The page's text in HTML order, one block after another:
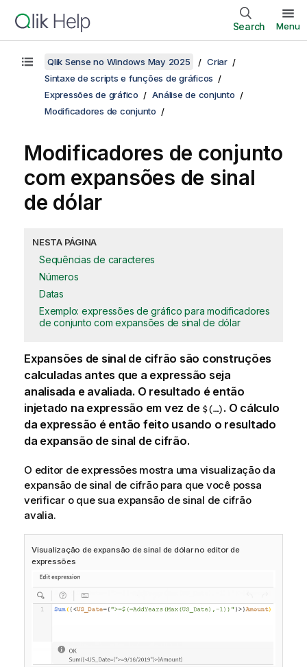
Search Menu
Qlik Sense no Windows May 2025
Criar
Sintaxe de scripts e funções de gráficos
Expressões de gráfico
Análise de conjunto
Modificadores de conjunto
Modificadores de conjunto
com expansões de sinal
de dólar
NESTA PÁGINA
Sequências de caracteres
Números
Datas
Exemplo: expressões de gráfico para modificadores
de conjunto com expansões de sinal de dólar
Expansões de sinal de cifrão são construções
calculadas antes que a expressão seja
analisada e avaliada. O resultado é então
injetado na expressão em vez de $(…). O cálculo
da expressão é então feito usando o resultado
da expansão de sinal de cifrão.
O editor de expressões mostra uma visualização da
expansão de sinal de cifrão para que você possa
verificar o que sua expansão de sinal de cifrão
avalia.
Visualização de expansão de sinal de dólar no editor de
expressões